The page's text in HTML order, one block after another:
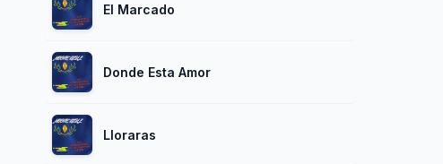
El Marcado
Donde Esta Amor
Lloraras